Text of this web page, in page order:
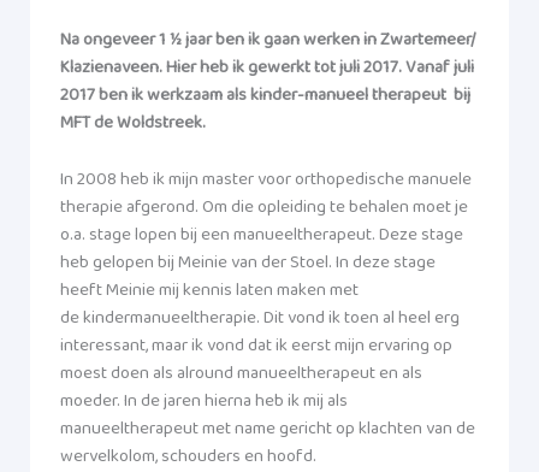
Na ongeveer 1 ½ jaar ben ik gaan werken in Zwartemeer/
Klazienaveen. Hier heb ik gewerkt tot juli 2017. Vanaf juli
2017 ben ik werkzaam als kinder-manueel therapeut bij
MFT de Woldstreek.
In 2008 heb ik mijn master voor orthopedische manuele
therapie afgerond. Om die opleiding te behalen moet je
o.a. stage lopen bij een manueeltherapeut. Deze stage
heb gelopen bij Meinie van der Stoel. In deze stage
heeft Meinie mij kennis laten maken met
de kindermanueeltherapie. Dit vond ik toen al heel erg
interessant, maar ik vond dat ik eerst mijn ervaring op
moest doen als alround manueeltherapeut en als
moeder. In de jaren hierna heb ik mij als
manueeltherapeut met name gericht op klachten van de
wervelkolom, schouders en hoofd.